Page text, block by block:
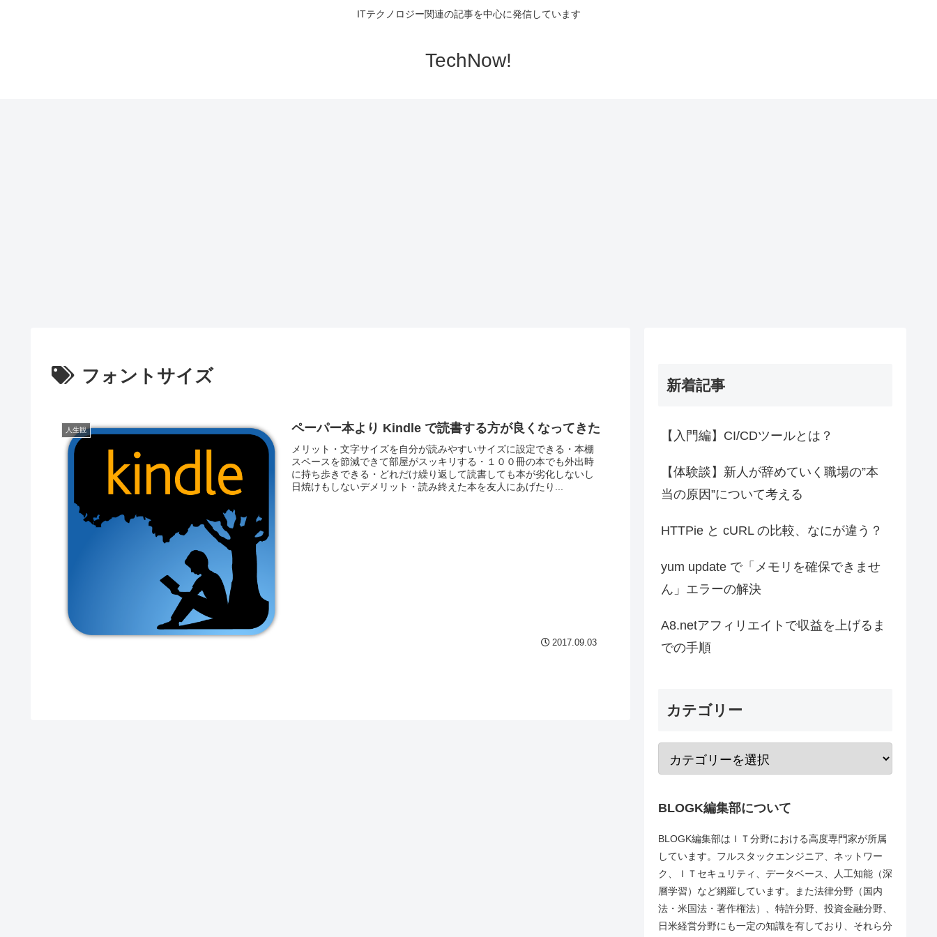
ITテクノロジー関連の記事を中心に発信しています
TechNow!
フォントサイズ
人生観 ペーパー本より Kindle で読書する方が良くなってきた
メリット・文字サイズを自分が読みやすいサイズに設定できる・本棚
スペースを節減できて部屋がスッキリする・１００冊の本でも外出時
に持ち歩きできる・どれだけ繰り返して読書しても本が劣化しないし
日焼けもしないデメリット・読み終えた本を友人にあげたり...
2017.09.03
新着記事
【入門編】CI/CDツールとは？
【体験談】新人が辞めていく職場の”本
当の原因”について考える
HTTPie と cURL の比較、なにが違う？
yum update で「メモリを確保できませ
ん」エラーの解決
A8.netアフィリエイトで収益を上げるま
での手順
カテゴリー
BLOGK編集部について
BLOGK編集部はＩＴ分野における高度専門家が所属
しています。フルスタックエンジニア、ネットワー
ク、ＩＴセキュリティ、データベース、人工知能（深
層学習）など網羅しています。また法律分野（国内
法・米国法・著作権法）、特許分野、投資金融分野、
日米経営分野にも一定の知識を有しており、それら分